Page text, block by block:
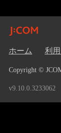
ホーム 利
Copyright ©
v9.10.0.3233062